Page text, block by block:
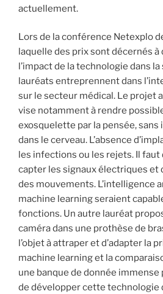
actuellement.
Lors de la conférence Netexplo
laquelle des prix sont décernés
l’impact de la technologie dans
lauréats entreprennent dans
sur le secteur médical. Le projet
vise notamment à rendre
exosquelette par la pensée, sans
dans le cerveau. L’absence
les infections ou les rejets. Il faut
capter les signaux électriques et
des mouvements. L’intelligence
machine learning seraient
fonctions. Un autre lauréat
caméra dans une prothèse de
l’objet à attraper et d’adapter la
machine learning et la
une banque de donnée
de développer cette technologie